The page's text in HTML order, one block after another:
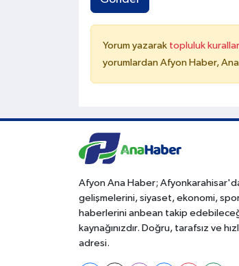
Yorum yazarak topluluk
yorumlardan Afyon Haber,
Afyon Ana Haber;
gelişmelerini, siyaset, ekonomi,
haberlerini anbean takip
kaynağınızdır. Doğru, tarafsız ve
adresi.